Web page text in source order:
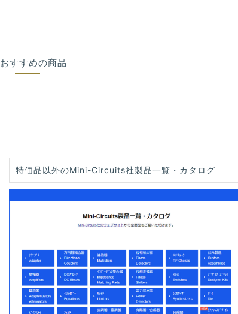
おすすめの商品
特価品以外のMini-Circuits社製品一覧・カタログ